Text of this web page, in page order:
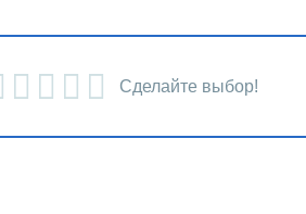
Сделайте выбор!